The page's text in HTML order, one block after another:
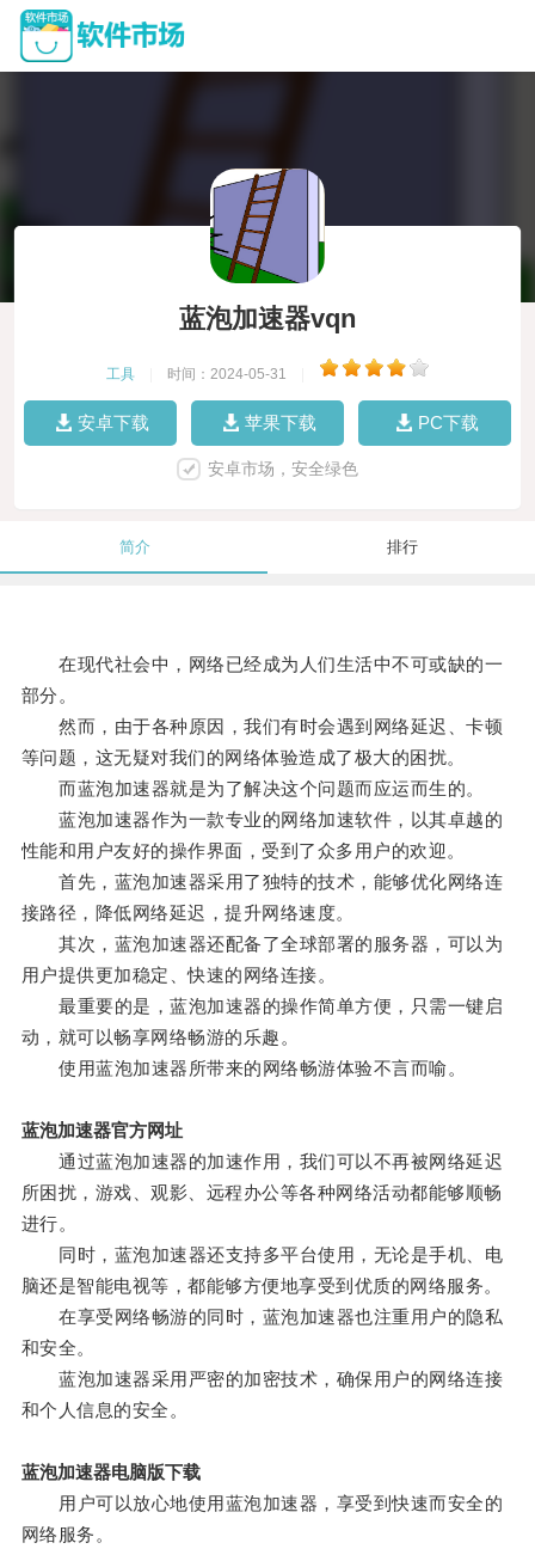
蓝泡加速器vqn
工具 时间：2024-05-31
安卓下载 苹果下载 PC下载
安卓市场，安全绿色
简介 排行
在现代社会中，网络已经成为人们生活中不可或缺的一
部分。
然而，由于各种原因，我们有时会遇到网络延迟、卡顿
等问题，这无疑对我们的网络体验造成了极大的困扰。
而蓝泡加速器就是为了解决这个问题而应运而生的。
蓝泡加速器作为一款专业的网络加速软件，以其卓越的
性能和用户友好的操作界面，受到了众多用户的欢迎。
首先，蓝泡加速器采用了独特的技术，能够优化网络连
接路径，降低网络延迟，提升网络速度。
其次，蓝泡加速器还配备了全球部署的服务器，可以为
用户提供更加稳定、快速的网络连接。
最重要的是，蓝泡加速器的操作简单方便，只需一键启
动，就可以畅享网络畅游的乐趣。
使用蓝泡加速器所带来的网络畅游体验不言而喻。
蓝泡加速器官方网址
通过蓝泡加速器的加速作用，我们可以不再被网络延迟
所困扰，游戏、观影、远程办公等各种网络活动都能够顺畅
进行。
同时，蓝泡加速器还支持多平台使用，无论是手机、电
脑还是智能电视等，都能够方便地享受到优质的网络服务。
在享受网络畅游的同时，蓝泡加速器也注重用户的隐私
和安全。
蓝泡加速器采用严密的加密技术，确保用户的网络连接
和个人信息的安全。
蓝泡加速器电脑版下载
用户可以放心地使用蓝泡加速器，享受到快速而安全的
网络服务。